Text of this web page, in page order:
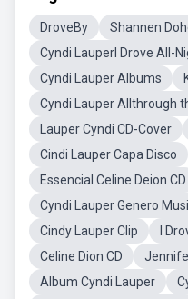
DroveBy
Shannen
Cyndi LauperI Drove All-
Cyndi Lauper Albums
Cyndi Lauper Allthrough
Lauper Cyndi CD-Cover
Cindi Lauper Capa Disco
Essencial Celine Deion CD
Cyndi Lauper Genero
Cindy Lauper Clip
I
Celine Dion CD
Album Cyndi Lauper